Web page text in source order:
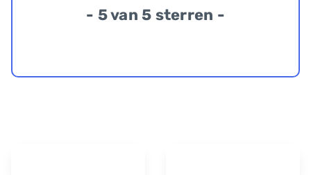
- 5 van 5 sterren -